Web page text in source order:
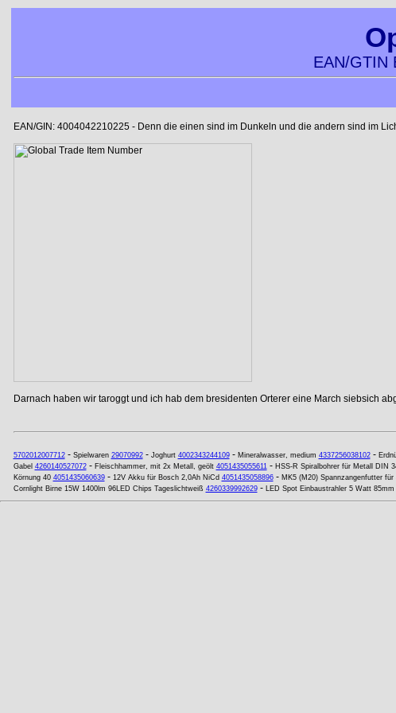
EAN/GTIN
EAN/GIN: 4004042210225 - Denn die einen sind im Dunkeln und die andern sind im
Darnach haben wir taroggt und ich hab dem bresidenten Orterer eine March siebsich
5702012007712- Spielwaren 29070992- Joghurt 4002343244109- Mineralwasser, medium 4337256038102-
Gabel 4260140527072- Fleischhammer, mit 2x Metall, geölt 4051435055611- HSS-R Spiralbohrer für Metall DIN
Körnung 40 4051435060639- 12V Akku für Bosch 2,0Ah NiCd 4051435058896- MK5 (M20) Spannzangenfutter
Cornlight Birne 15W 1400lm 96LED Chips Tageslichtweiß 4260339992629- LED Spot Einbaustrahler 5 Watt